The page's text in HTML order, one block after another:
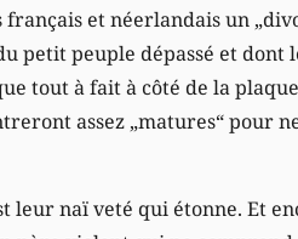
et néerlandais un
petit peuple dépassé et dont
tout à fait à côté de la
assez „matures“ pour
leur naï veté qui étonne. Et